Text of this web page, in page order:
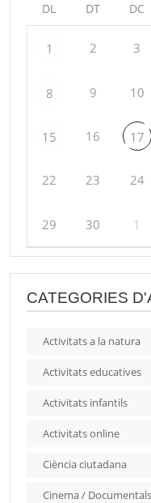
DL DT DC
1 2 3
8 9 10
15 16 17
22 23 24
29 30 1
CATEGORIES
Activitats a la natura
Activitats educatives
Activitats infantils
Activitats online
Ciència ciutadana
Cinema / Documentals